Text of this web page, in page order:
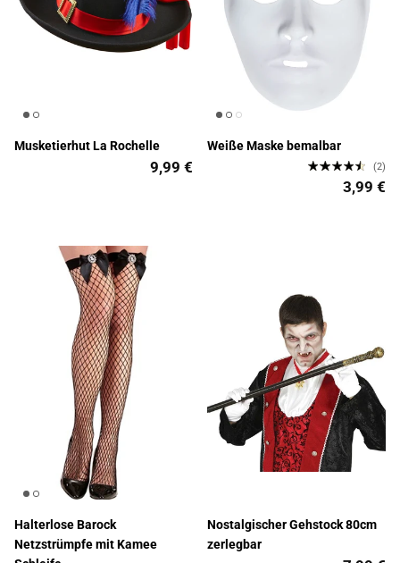
Musketierhut La Rochelle
9,99 €
Weiße Maske bemalbar
(2)
3,99 €
Halterlose Barock
Netzstrümpfe mit Kamee
Nostalgischer Gehstock 80cm
zerlegbar